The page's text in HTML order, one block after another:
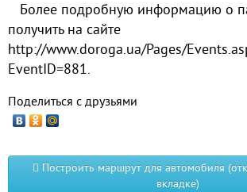
Более подробную информацию о
получить на сайте
http://www.doroga.ua/Pages/
EventID=881.
Поделиться с друзьями
Построить маршрут для автомобиля
вкладке)